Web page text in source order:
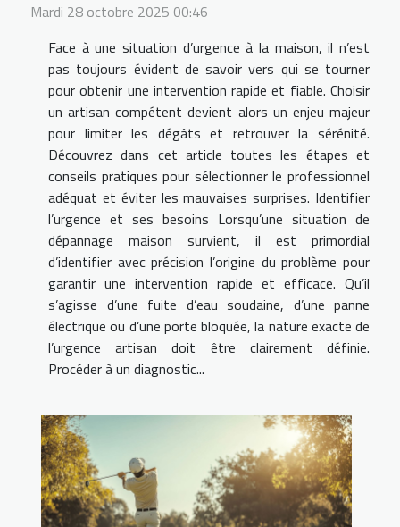
Mardi 28 octobre 2025 00:46
Face à une situation d’urgence à la maison, il n’est
pas toujours évident de savoir vers qui se tourner
pour obtenir une intervention rapide et fiable. Choisir
un artisan compétent devient alors un enjeu majeur
pour limiter les dégâts et retrouver la sérénité.
Découvrez dans cet article toutes les étapes et
conseils pratiques pour sélectionner le professionnel
adéquat et éviter les mauvaises surprises. Identifier
l’urgence et ses besoins Lorsqu’une situation de
dépannage maison survient, il est primordial
d’identifier avec précision l’origine du problème pour
garantir une intervention rapide et efficace. Qu’il
s’agisse d’une fuite d’eau soudaine, d’une panne
électrique ou d’une porte bloquée, la nature exacte de
l’urgence artisan doit être clairement définie.
Procéder à un diagnostic...